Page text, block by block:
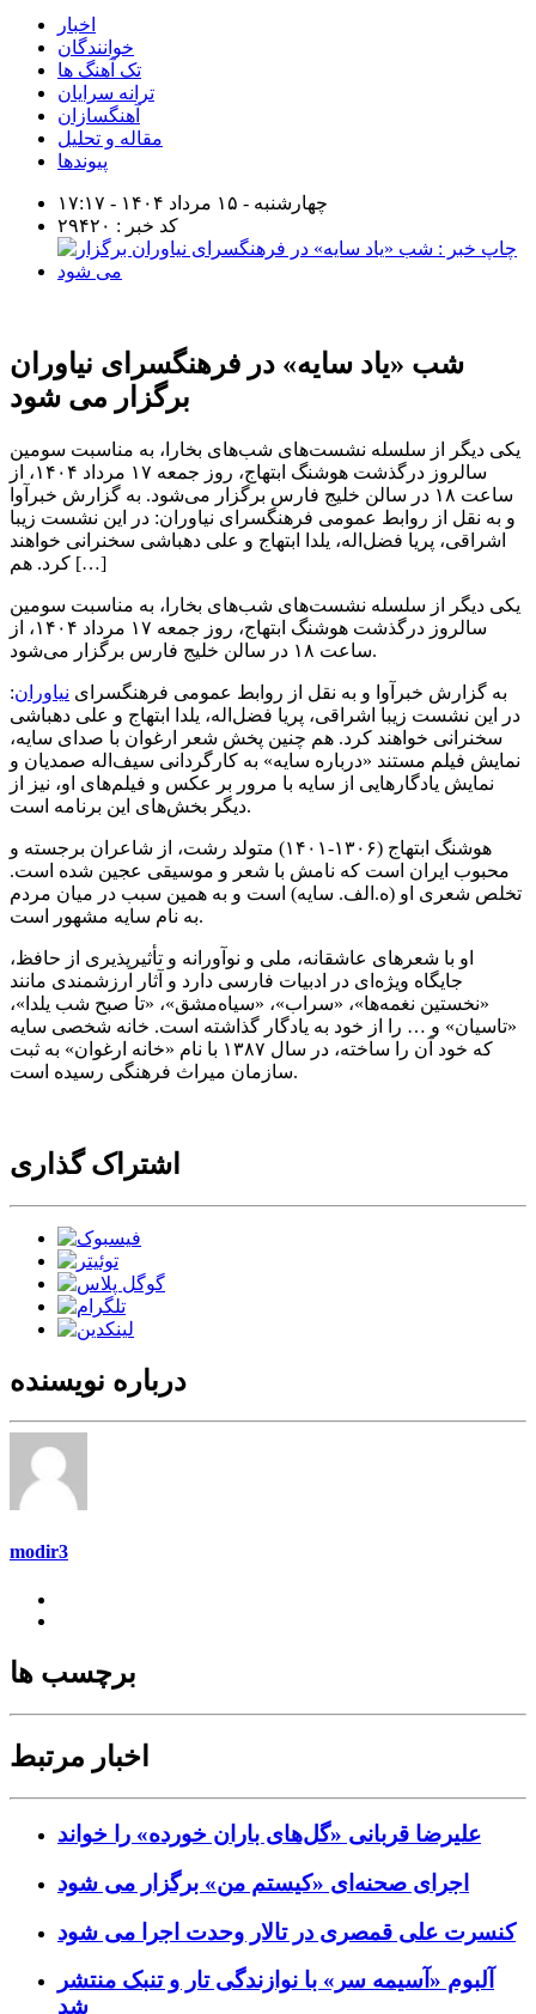
اخبار
خوانندگان
تک آهنگ ها
ترانه سرایان
آهنگسازان
مقاله و تحلیل
پیوندها
چهارشنبه - ۱۵ مرداد ۱۴۰۴ - ۱۷:۱۷
کد خبر : ۲۹۴۲۰
شب «یاد سایه» در فرهنگسرای نیاوران
برگزار می شود
یکی دیگر از سلسله نشست‌های شب‌های بخارا، به مناسبت سومین
سالروز درگذشت هوشنگ ابتهاج، روز جمعه ۱۷ مرداد ۱۴۰۴، از
ساعت ۱۸ در سالن خلیج فارس برگزار می‌شود. به گزارش خبرآوا
و به نقل از روابط عمومی فرهنگسرای نیاوران: در این نشست زیبا
اشراقی، پریا فضل‌اله، یلدا ابتهاج و علی دهباشی سخنرانی خواهند
کرد. هم […]
یکی دیگر از سلسله نشست‌های شب‌های بخارا، به مناسبت سومین
سالروز درگذشت هوشنگ ابتهاج، روز جمعه ۱۷ مرداد ۱۴۰۴، از
ساعت ۱۸ در سالن خلیج فارس برگزار می‌شود.
به گزارش خبرآوا و به نقل از روابط عمومی فرهنگسرای نیاوران:
در این نشست زیبا اشراقی، پریا فضل‌اله، یلدا ابتهاج و علی دهباشی
سخنرانی خواهند کرد. هم چنین پخش شعر ارغوان با صدای سایه،
نمایش فیلم مستند «درباره سایه» به کارگردانی سیف‌اله صمدیان و
نمایش یادگارهایی از سایه با مرور بر عکس و فیلم‌های او، نیز از
دیگر بخش‌های این برنامه است.
هوشنگ ابتهاج (۱۳۰۶-۱۴۰۱) متولد رشت، از شاعران برجسته و
محبوب ایران است که نامش با شعر و موسیقی عجین شده است.
تخلص شعری او (ه.الف. سایه) است و به همین سبب در میان مردم
به نام سایه مشهور است.
او با شعرهای عاشقانه، ملی و نوآورانه و تأثیرپذیری از حافظ،
جایگاه ویژه‌ای در ادبیات فارسی دارد و آثار ارزشمندی مانند
«نخستین نغمه‌ها»، «سراب»، «سیاه‌مشق»، «تا صبح شب یلدا»،
«تاسیان» و … را از خود به یادگار گذاشته‌ است. خانه شخصی سایه
که خود آن را ساخته، در سال ۱۳۸۷ با نام «خانه ارغوان» به ثبت
سازمان میراث فرهنگی رسیده‌ ‌است.
اشتراک گذاری
درباره نویسنده
modir3
برچسب ها
اخبار مرتبط
علیرضا قربانی «گل‌های باران خورده» را خواند
اجرای صحنه‌ای «کیستم من» برگزار می شود
کنسرت علی قمصری در تالار وحدت اجرا می شود
آلبوم «آسیمه سر» با نوازندگی تار و تنبک منتشر
شد